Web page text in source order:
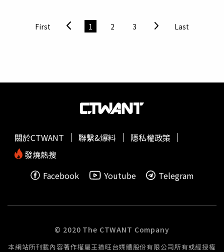
表示「第一次看見這麼大陣仗，真的很緊張有點失常」，敗
陣下來的選手更是失落，但能有機會來這裡，當作一次磨
色表現順利晉級。此外，祈錦鈅因去年世足比賽時間，在社
費社會資源，無奈酸民仍持續騷擾她及身邊朋友、合作單
位，讓她苦不堪言。至於比賽，她則希望盡力，「把心力放
怕。」
First 1 2 3 Last
關於CTWANT 聯繫&爆料
隱私權政策
發燒熱搜
Facebook
Youtube Telegram
© 2020 The CTWANT Company
本網站所刊載內容著作權屬王道旺台媒體股份有限公司所有或經授權